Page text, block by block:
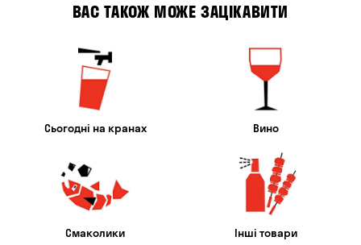
ВАС ТАКОЖ МОЖЕ ЗАЦІКАВИТИ
Сьогодні на кранах Вино
Смаколики Інші товари